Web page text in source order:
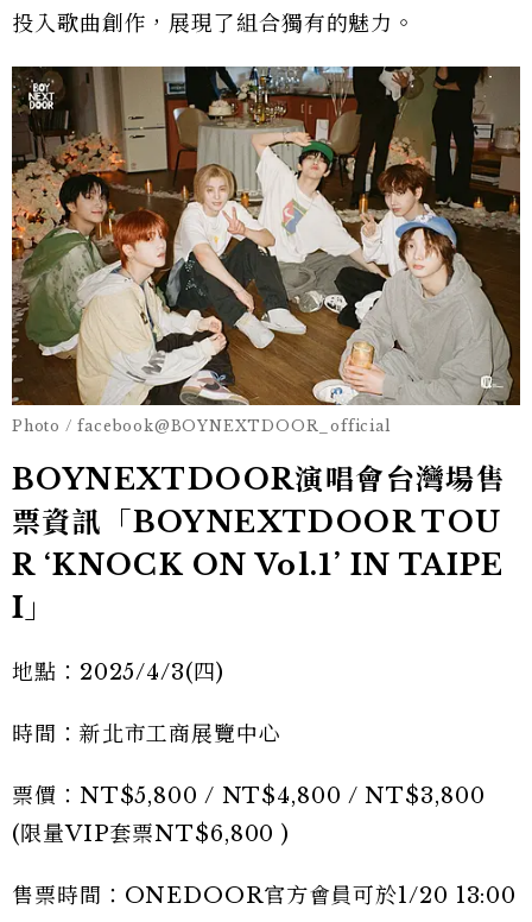
投入歌曲創作，展現了組合獨有的魅力。
Photo / facebook@BOYNEXTDOOR_official
BOYNEXTDOOR演唱會台灣場售
票資訊「BOYNEXTDOOR TOU
R ‘KNOCK ON Vol.1’ IN TAIPE
I」
地點：2025/4/3(四)
時間：新北市工商展覽中心
票價：NT$5,800 / NT$4,800 / NT$3,800
(限量VIP套票NT$6,800 )
售票時間：ONEDOOR官方會員可於1/20 13:00